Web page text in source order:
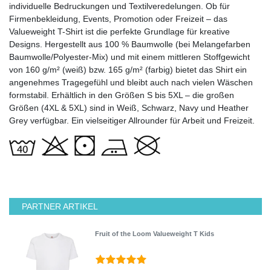
individuelle Bedruckungen und Textilveredelungen. Ob für
Firmenbekleidung, Events, Promotion oder Freizeit – das
Valueweight T-Shirt ist die perfekte Grundlage für kreative
Designs. Hergestellt aus 100 % Baumwolle (bei Melangefarben
Baumwolle/Polyester-Mix) und mit einem mittleren Stoffgewicht
von 160 g/m² (weiß) bzw. 165 g/m² (farbig) bietet das Shirt ein
angenehmes Tragegefühl und bleibt auch nach vielen Wäschen
formstabil. Erhältlich in den Größen S bis 5XL – die großen
Größen (4XL & 5XL) sind in Weiß, Schwarz, Navy und Heather
Grey verfügbar. Ein vielseitiger Allrounder für Arbeit und Freizeit.
PARTNER ARTIKEL
Fruit of the Loom Valueweight T Kids